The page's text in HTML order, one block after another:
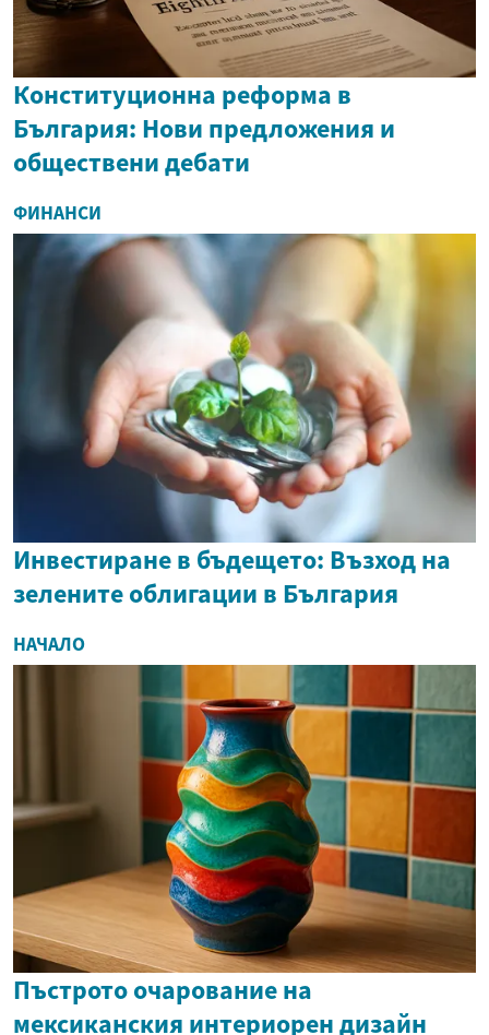
Конституционна реформа в
България: Нови предложения и
обществени дебати
ФИНАНСИ
Инвестиране в бъдещето: Възход на
зелените облигации в България
НАЧАЛО
Пъстрото очарование на
мексиканския интериорен дизайн